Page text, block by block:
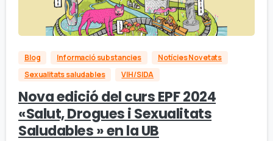
Blog Informació substancies
Notícies Novetats
Sexualitats saludables
VIH/SIDA
Nova edició del curs EPF 2024
«Salut, Drogues i Sexualitats
Saludables » en la UB